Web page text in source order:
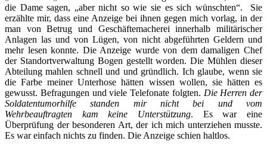
die Dame sagen, „aber nicht so wie sie es sich wünschten“. Sie
erzählte mir, dass eine Anzeige bei ihnen gegen mich vorlag, in der
man von Betrug und Geschäftemacherei innerhalb militärischer
Anlagen las und von Lügen, von nicht abgeführten Geldern und
mehr lesen konnte. Die Anzeige wurde von dem damaligen Chef
der Standortverwaltung Bogen gestellt worden. Die Mühlen dieser
Abteilung mahlen schnell und und gründlich. Ich glaube, wenn sie
die Farbe meiner Unterhose hätten wissen wollen, sie hätten es
gewusst. Befragungen und viele Telefonate folgten. Die Herren der
Soldatentumorhilfe standen mir nicht bei und vom
Wehrbeauftragten kam keine Unterstützung. Es war eine
Überprüfung der besonderen Art, der ich mich unterziehen musste.
Es war einfach nichts zu finden. Die Anzeige schien haltlos.